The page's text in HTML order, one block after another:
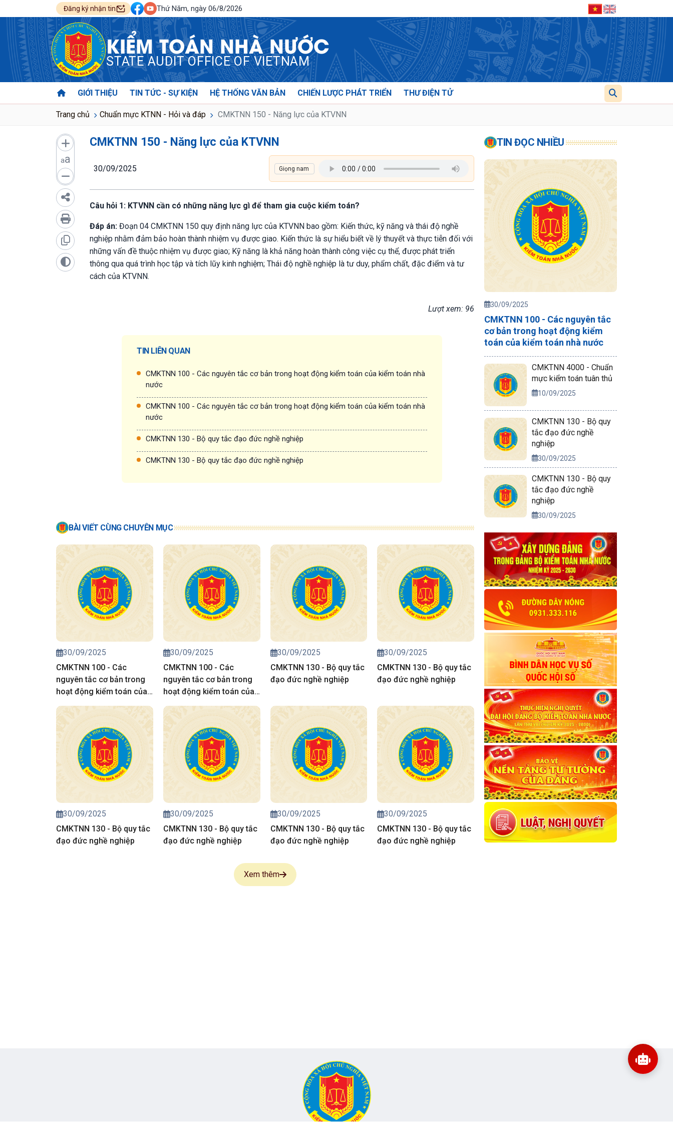
Đăng ký nhận tin Thứ Năm, ngày 06/8/2026
KIỂM TOÁN NHÀ NƯỚC
STATE AUDIT OFFICE OF VIETNAM
GIỚI THIỆU TIN TỨC - SỰ KIỆN HỆ THỐNG VĂN BẢN CHIẾN LƯỢC PHÁT TRIỂN THƯ ĐIỆN TỬ
Trang chủ Chuẩn mực KTNN - Hỏi và đáp CMKTNN 150 - Năng lực của KTVNN
aa
CMKTNN 150 - Năng lực của KTVNN
30/09/2025
Câu hỏi 1: KTVNN cần có những năng lực gì để tham gia cuộc kiểm toán?
Đáp án: Đoạn 04 CMKTNN 150 quy định năng lực của KTVNN bao gồm: Kiến thức, kỹ năng và thái độ nghề
nghiệp nhằm đảm bảo hoàn thành nhiệm vụ được giao. Kiến thức là sự hiểu biết về lý thuyết và thực tiễn đối với
những vấn đề thuộc nhiệm vụ được giao; Kỹ năng là khả năng hoàn thành công việc cụ thể, được phát triển
thông qua quá trình học tập và tích lũy kinh nghiệm; Thái độ nghề nghiệp là tư duy, phẩm chất, đặc điểm và tư
cách của KTVNN.
Lượt xem: 96
TIN LIÊN QUAN
CMKTNN 100 - Các nguyên tắc cơ bản trong hoạt động kiểm toán của kiểm toán nhà
nước
CMKTNN 100 - Các nguyên tắc cơ bản trong hoạt động kiểm toán của kiểm toán nhà
nước
CMKTNN 130 - Bộ quy tắc đạo đức nghề nghiệp
CMKTNN 130 - Bộ quy tắc đạo đức nghề nghiệp
BÀI VIẾT CÙNG CHUYÊN MỤC
30/09/2025
CMKTNN 100 - Các
nguyên tắc cơ bản trong
hoạt động kiểm toán của
30/09/2025
CMKTNN 100 - Các
nguyên tắc cơ bản trong
hoạt động kiểm toán của
30/09/2025
CMKTNN 130 - Bộ quy tắc
đạo đức nghề nghiệp
30/09/2025
CMKTNN 130 - Bộ quy tắc
đạo đức nghề nghiệp
30/09/2025
CMKTNN 130 - Bộ quy tắc
đạo đức nghề nghiệp
30/09/2025
CMKTNN 130 - Bộ quy tắc
đạo đức nghề nghiệp
30/09/2025
CMKTNN 130 - Bộ quy tắc
đạo đức nghề nghiệp
30/09/2025
CMKTNN 130 - Bộ quy tắc
đạo đức nghề nghiệp
Xem thêm
TIN ĐỌC NHIỀU
30/09/2025
CMKTNN 100 - Các nguyên tắc
cơ bản trong hoạt động kiểm
toán của kiểm toán nhà nước
CMKTNN 4000 - Chuẩn
mực kiểm toán tuân thủ
10/09/2025
CMKTNN 130 - Bộ quy
tắc đạo đức nghề
nghiệp
30/09/2025
CMKTNN 130 - Bộ quy
tắc đạo đức nghề
nghiệp
30/09/2025